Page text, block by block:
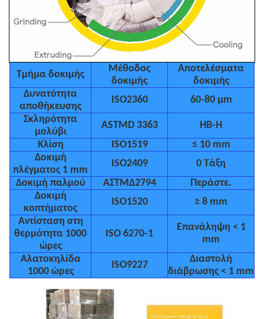
Τμήμα δοκιμής
Μέθοδος
δοκιμής
Αποτελέσματα
δοκιμής
Δυνατότητα
αποθήκευσης
ISO2360
60-80 μm
Σκληρότητα
μολύβι
ASTMD 3363
HB-H
Κλίση
ISO1519
≤ 10 mm
Δοκιμή
πλέγματος 1 mm
ISO2409
0 Τάξη
Δοκιμή παλμού
ΑΣTMΔ2794
Περάστε.
Δοκιμή
κοπτήματος
ISO1520
≥ 8 mm
Αντίσταση στη
θερμότητα 1000
ώρες
ISO 6270-1
Επανάληψη < 1
mm
Αλατοκηλίδα
1000 ώρες
ISO9227
Διαστολή
διάβρωσης < 1 mm